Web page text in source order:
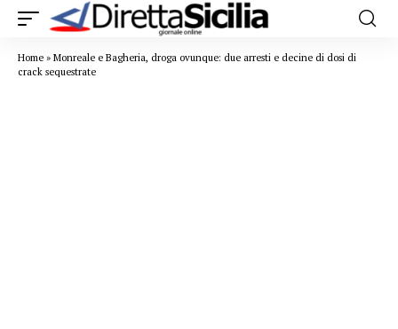
Home » Monreale e Bagheria, droga ovunque: due arresti e decine di dosi di
crack sequestrate